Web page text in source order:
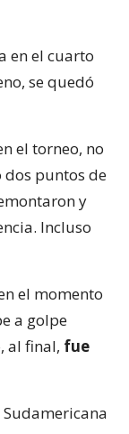
en el cuarto
se quedó
el torneo, no
puntos de
y
Incluso
el momento
a golpe
al final, fue